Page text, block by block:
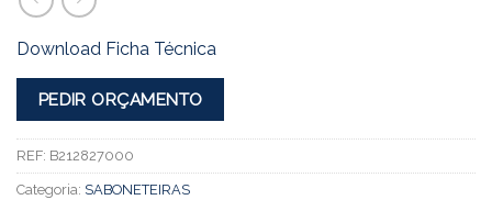
Download Ficha Técnica
PEDIR ORÇAMENTO
REF: B212827000
Categoria: SABONETEIRAS